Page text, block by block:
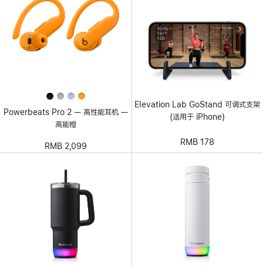
Powerbeats Pro 2 — 高性能耳机 —
高能橙
RMB 2,099
Elevation Lab GoStand 可调式支架
(适用于 iPhone)
RMB 178